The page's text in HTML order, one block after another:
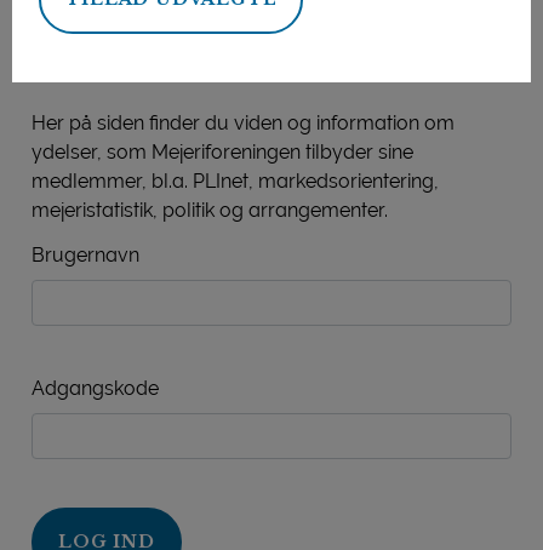
Mejeriforeningens
Her på siden finder du viden og information om
ydelser, som Mejeriforeningen tilbyder sine
medlemmer, bl.a. PLInet, markedsorientering,
mejeristatistik, politik og arrangementer.
Brugernavn
Adgangskode
LOG IND